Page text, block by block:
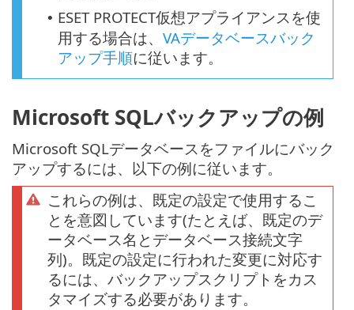
• ESET PROTECT仮想アプライアンスを使
用する場合は、 VAデータベースバック
アップ手順に従います。
Microsoft SQLバックアップの例
Microsoft SQLデータベースをファイルにバック
アップするには、以下の例に従います。
これらの例は、既定の設定で使用するこ
とを意図しています(たとえば、既定のデ
ータベース名とデータベース接続文字
列)。既定の設定に行われた変更に対応す
るには、バックアップスクリプトをカス
タマイズする必要があります。